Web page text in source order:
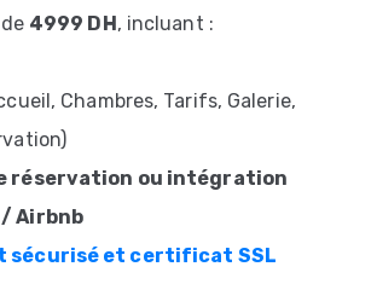
4999 DH, incluant :
Chambres, Tarifs, Galerie,
réservation ou intégration
Airbnb
sécurisé et certificat SSL